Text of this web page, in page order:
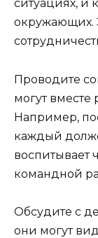
ситуациях, и
окружающих.
Проводите
могут вместе
Например,
каждый
воспитывает
командной
Обсудите с
они могут